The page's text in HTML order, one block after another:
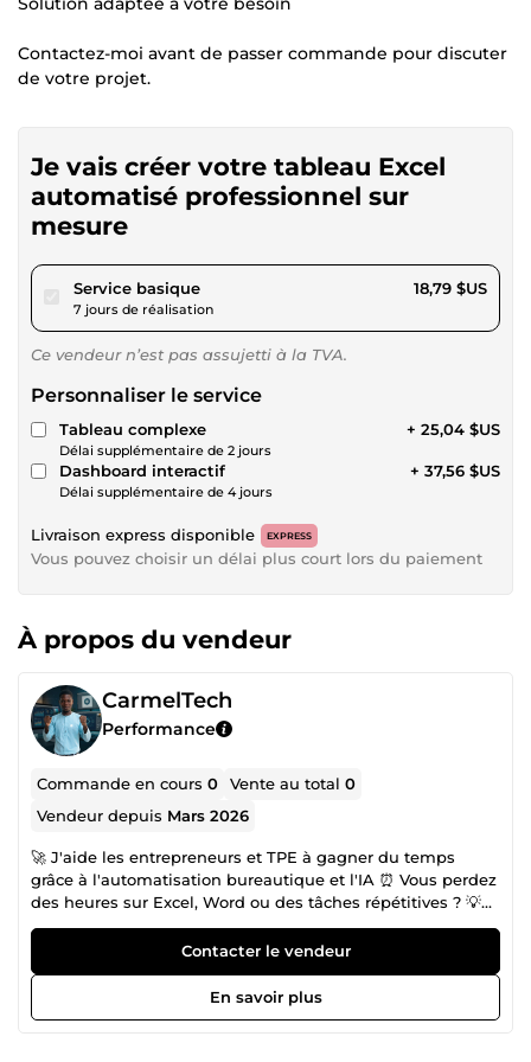
Contactez-moi avant de passer commande pour discuter
de votre projet.
Je vais créer votre tableau Excel
automatisé professionnel sur
mesure
Service basiquepour 17,31 $US
7 jours de réalisation
18,79 $US
Ce vendeur n’est pas assujetti à la TVA.
Personnaliser le service
Tableau complexe
Délai supplémentaire de 2 jours
+ 25,04 $US
Dashboard interactif
Délai supplémentaire de 4 jours
+ 37,56 $US
Livraison express disponible EXPRESS
Vous pouvez choisir un délai plus court lors du paiement
À propos du vendeur
CarmelTech
Performance
Commande en cours0 Vente au total0
Vendeur depuis Mars 2026
🚀 J'aide les entrepreneurs et TPE à gagner du temps
grâce à l'automatisation bureautique et l'IA ⏰ Vous perdez
des heures sur Excel, Word ou des tâches répétitives ? 💡
Je transforme vos fichiers en outils automatiques qui
travaillent pour vous. ━━━━━━━━━━━━━━━━━━━━━━━━━━━━ ✅
MES SPÉCIALITÉS : 📊 BUREAUTIQUE PRO → Excel :
tableaux automatisés, formules avancées, macros VBA →
PowerPoint : présentations impactantes et
Contacter le vendeur
En savoir plus